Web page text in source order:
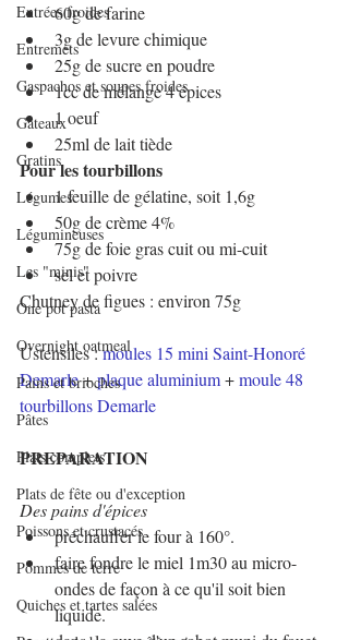
Entrées froides
Entremets
Gaspachos et soupes froides
Gâteaux
Gratins
Légumes
Légumineuses
Les "minis"
One pot pasta
Overnight oatmeal
Pains et brioches
Pâtes
Plats complets
Plats de fête ou d'exception
Poissons et crustacés
Pommes de terre
Quiches et tartes salées
60g de farine
3g de levure chimique
25g de sucre en poudre
1cc de mélange 4 épices
1 oeuf
25ml de lait tiède
Pour les tourbillons
1 feuille de gélatine, soit 1,6g
50g de crème 4%
75g de foie gras cuit ou mi-cuit
sel et poivre
Chutney de figues : environ 75g
Ustensiles : moules 15 mini Saint-Honoré
Demarle + plaque aluminium + moule 48
tourbillons Demarle
PREPARATION
Des pains d'épices
préchauffer le four à 160°.
faire fondre le miel 1m30 au micro-
ondes de façon à ce qu'il soit bien
liquide.